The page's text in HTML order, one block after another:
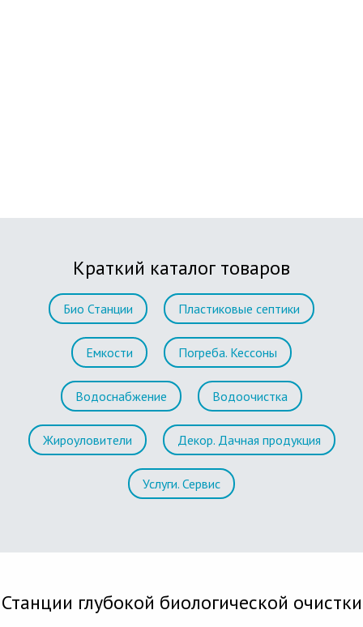
Краткий каталог товаров
Био Станции Пластиковые септики
Емкости Погреба. Кессоны
Водоснабжение Водоочистка
Жироуловители Декор. Дачная продукция
Услуги. Сервис
Станции глубокой биологической очистки